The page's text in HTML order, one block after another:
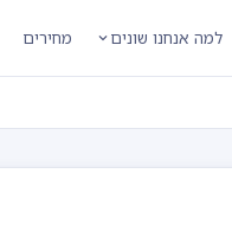
למה אנחנו שונים מחירים